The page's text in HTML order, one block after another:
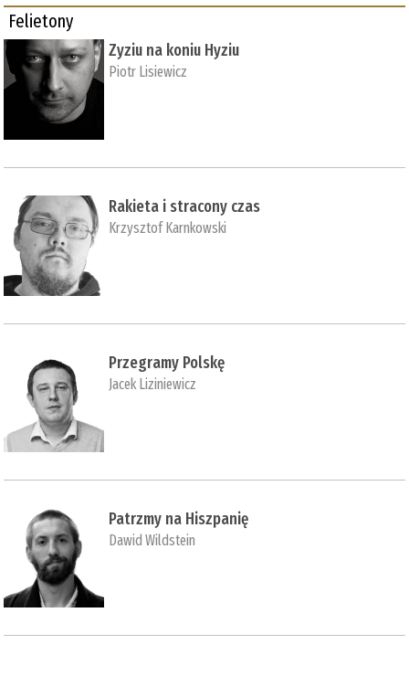
Felietony
Zyziu na koniu Hyziu
Piotr Lisiewicz
Rakieta i stracony czas
Krzysztof Karnkowski
Przegramy Polskę
Jacek Liziniewicz
Patrzmy na Hiszpanię
Dawid Wildstein